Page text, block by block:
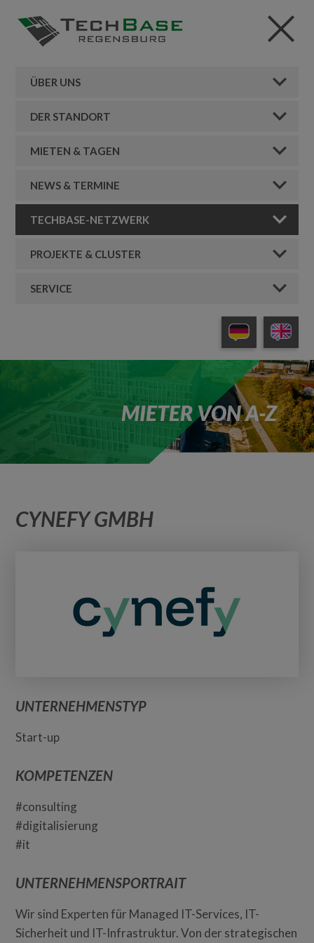
ÜBER UNS
DER STANDORT
MIETEN & TAGEN
NEWS & TERMINE
TECHBASE-NETZWERK
PROJEKTE & CLUSTER
SERVICE
MIETER VON A-Z
CYNEFY GMBH
UNTERNEHMENSTYP
Start-up
KOMPETENZEN
#consulting
#digitalisierung
#it
UNTERNEHMENSPORTRAIT
Wir sind Experten für Managed IT-Services, IT-
Sicherheit und IT-Infrastruktur. Von der strategischen